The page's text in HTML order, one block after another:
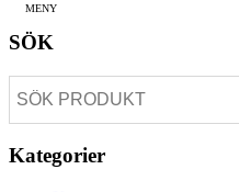
MENY
SÖK
Kategorier